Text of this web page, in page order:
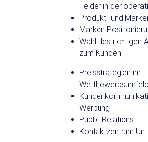
Felder in der
Produkt- und
Marken
Wahl des richtigen
zum Kunden
Preisstrategien im
Wettbewerbsumfeld
Werbung
Public Relations
Kontaktzentrum